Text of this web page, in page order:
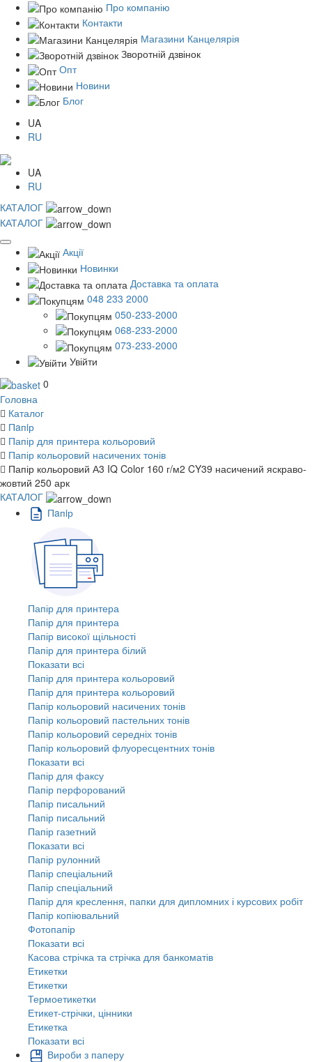
Про компанію
Контакти
Магазини Канцелярія
Зворотній дзвінок
Опт
Новини
Блог
UA
RU
UA
RU
КАТАЛОГ
КАТАЛОГ
Акції
Новинки
Доставка та оплата
048 233 2000
050-233-2000
068-233-2000
073-233-2000
Увійти
0
Головна
Каталог
Пaпiр
Папір для принтера кольоровий
Папір кольоровий насичених тонів
Папір кольоровий А3 IQ Color 160 г/м2 CY39 насичений яскраво-
жовтий 250 арк
КАТАЛОГ
Пaпiр
Папір для принтера
Папір для принтера
Папір високої щільності
Папір для принтера білий
Показати всі
Папір для принтера кольоровий
Папір для принтера кольоровий
Папір кольоровий насичених тонів
Папір кольоровий пастельних тонів
Папір кольоровий середніх тонів
Папір кольоровий флуоресцентних тонів
Показати всі
Папір для факсу
Папір перфорований
Папір писальний
Папір писальний
Папір газетний
Показати всі
Папір рулонний
Папір спеціальний
Папір спеціальний
Папір для креслення, папки для дипломних і курсових робіт
Папір копіювальний
Фотопапір
Показати всі
Касова стрічка та стрічка для банкоматів
Етикетки
Етикетки
Термоетикетки
Етикет-стрічки, цінники
Етикетка
Показати всі
Вироби з паперу